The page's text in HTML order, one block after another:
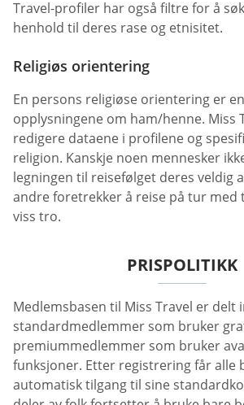
Travel-profiler har også filtre for å
henhold til deres rase og etnisitet.
Religiøs orientering
En persons religiøse orientering er
opplysningene om ham/henne. Miss
redigere dataene i profilene og
religion. Kanskje noen mennesker
legningen til reisefølget deres veldig
andre foretrekker å reise på tur med
viss tro.
PRISPOLITIKK
Medlemsbasen til Miss Travel er delt
standardmedlemmer som bruker
premiummedlemmer som bruker
funksjoner. Etter registrering får alle
automatisk tilgang til sine